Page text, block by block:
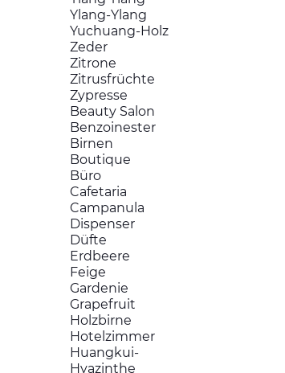
Ylang-Ylang
Yuchuang-Holz
Zeder
Zitrone
Zitrusfrüchte
Zypresse
Beauty Salon
Benzoinester
Birnen
Boutique
Büro
Cafetaria
Campanula
Dispenser
Düfte
Erdbeere
Feige
Gardenie
Grapefruit
Holzbirne
Hotelzimmer
Huangkui-
Hyazinthe